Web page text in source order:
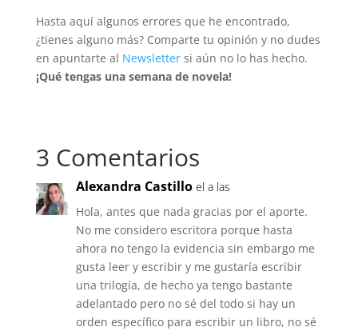
Hasta aquí algunos errores que he encontrado,
¿tienes alguno más? Comparte tu opinión y no dudes
en apuntarte al Newslettersi aún no lo has hecho.
¡Qué tengas una semana de novela!
3 Comentarios
Alexandra Castillo el a las
Hola, antes que nada gracias por el aporte.
No me considero escritora porque hasta
ahora no tengo la evidencia sin embargo me
gusta leer y escribir y me gustaría escribir
una trilogía, de hecho ya tengo bastante
adelantado pero no sé del todo si hay un
orden específico para escribir un libro, no sé